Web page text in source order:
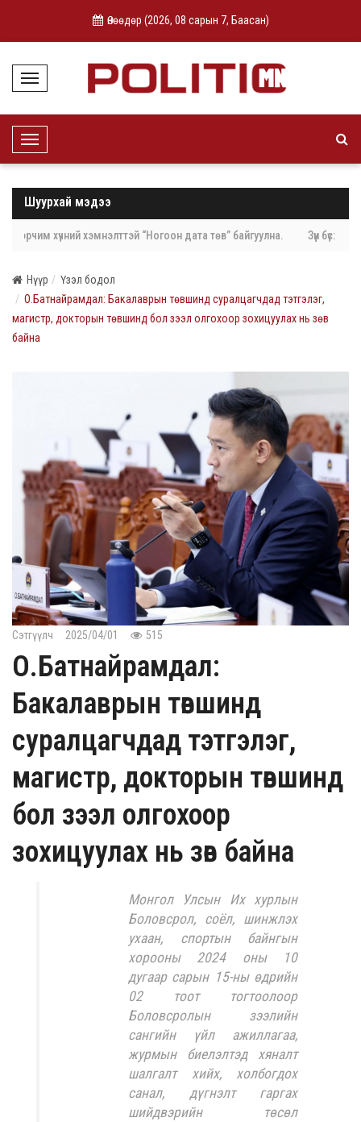
Өнөөдөр (2026, 08 сарын 7, Баасан)
T
o
g
l
e
N
a
i
g
a
t
T
o
g
l
e
N
v
a
t
o
n
Шуурхай мэдээ
хүчний хэмнэлттэй “Ногоон дата төв” байгуулна. Зүүн бүс:
Нүүр
Үзэл бодол
О.Батнайрамдал: Бакалаврын төвшинд суралцагчдад тэтгэлэг,
магистр, докторын төвшинд бол зээл олгохоор зохицуулах нь зөв
байна
Сэтгүүлч 2025/04/01 515
О.Батнайрамдал:
Бакалаврын төвшинд
суралцагчдад тэтгэлэг,
магистр, докторын төвшинд
бол зээл олгохоор
зохицуулах нь зөв байна
Монгол Улсын Их хурлын
Боловсрол, соёл, шинжлэх
ухаан, спортын байнгын
хорооны 2024 оны 10
дугаар сарын 15-ны өдрийн
02 тоот тогтоолоор
Боловсролын зээлийн
сангийн үйл ажиллагаа,
журмын биелэлтэд хяналт
шалгалт хийх, холбогдох
санал, дүгнэлт гаргах
шийдвэрийн төсөл